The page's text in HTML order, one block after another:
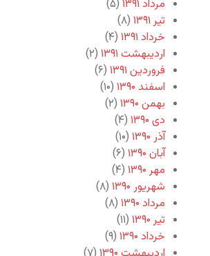
مرداد ۱۳۹۱
(۵)
تیر ۱۳۹۱
(۸)
خرداد ۱۳۹۱
(۴)
اردیبهشت ۱۳۹۱
(۲)
فروردین ۱۳۹۱
(۶)
اسفند ۱۳۹۰
(۱۰)
بهمن ۱۳۹۰
(۲)
دی ۱۳۹۰
(۴)
آذر ۱۳۹۰
(۱۰)
آبان ۱۳۹۰
(۶)
مهر ۱۳۹۰
(۴)
شهریور ۱۳۹۰
(۸)
مرداد ۱۳۹۰
(۸)
تیر ۱۳۹۰
(۱۱)
خرداد ۱۳۹۰
(۹)